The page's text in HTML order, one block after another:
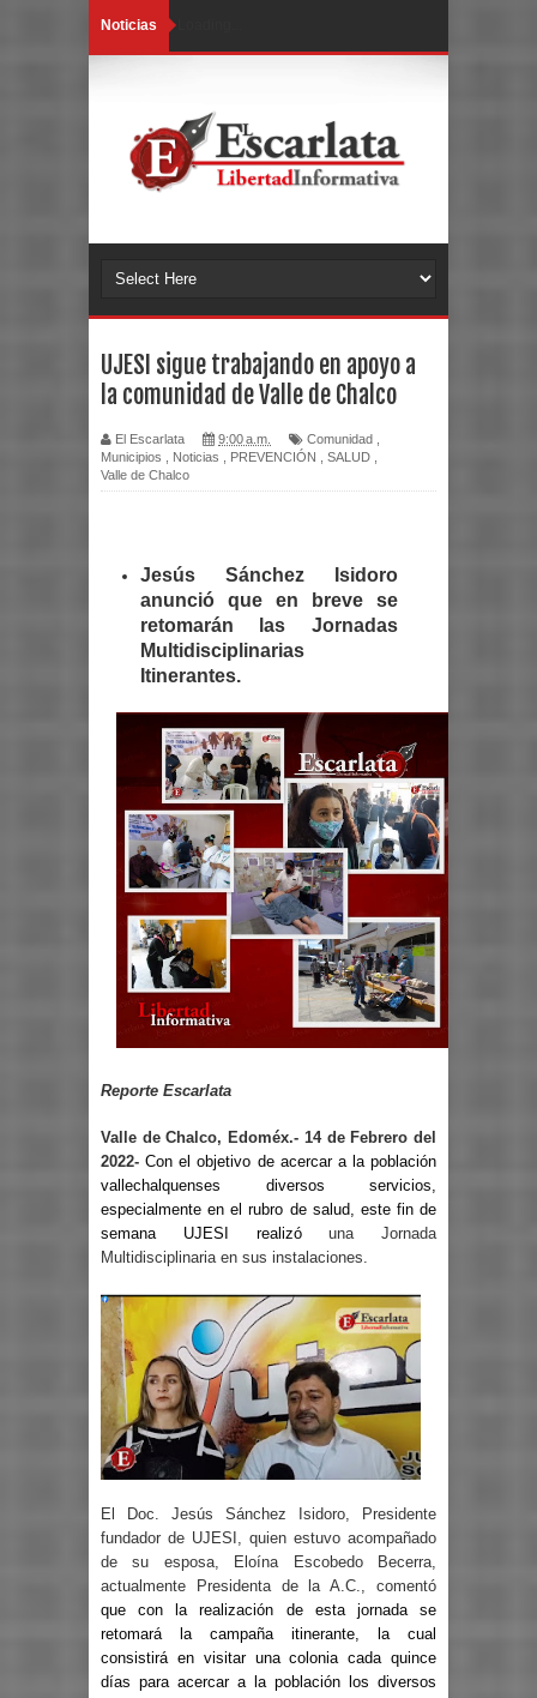
Noticias
UJESI sigue trabajando en apoyo a
la comunidad de Valle de Chalco
El Escarlata 9:00 a.m. Comunidad
Municipios
Noticias PREVENCIÓN SALUD
Valle de Chalco
Jesús Sánchez Isidoro
anunció que en breve se
retomarán las Jornadas
Multidisciplinarias
Itinerantes.
Reporte Escarlata
Valle de Chalco, Edoméx.- 14 de Febrero del
2022-Con el objetivo de acercar a la población
vallechalquenses diversos servicios,
especialmente en el rubro de salud, este fin de
semana UJESI realizóuna Jornada
Multidisciplinaria en sus instalaciones.
El Doc. Jesús Sánchez Isidoro, Presidente
fundador de UJESI, quien estuvo acompañado
de su esposa, Eloína Escobedo Becerra,
actualmente Presidenta de la A.C., comentó
que con la realización de esta jornada se
retomará la campaña itinerante, la cual
consistirá en visitar una colonia cada quince
días para acercar a la población los diversos